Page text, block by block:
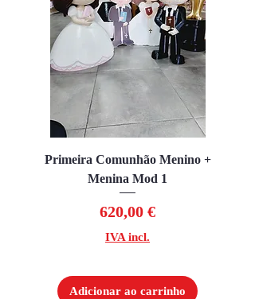
Primeira Comunhão Menino +
Menina Mod 1
Preço
620,00 €
IVA incl.
Adicionar ao carrinho